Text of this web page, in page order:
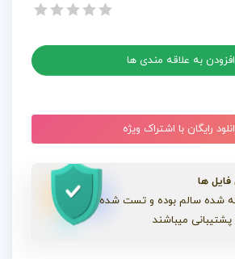
لوگو به سبک مایع
افزودن به علاقه مندی ها
رایگان با اشتراک ویژه
ها
شده سالم بوده و تست شده
میباشند